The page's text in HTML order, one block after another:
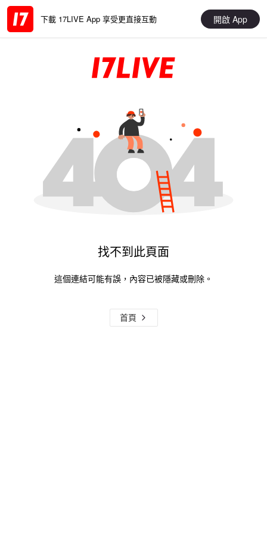
下載 17LIVE App 享受更直接互動 開啟 App
找不到此頁面
這個連結可能有誤，內容已被隱藏或刪除。
首頁